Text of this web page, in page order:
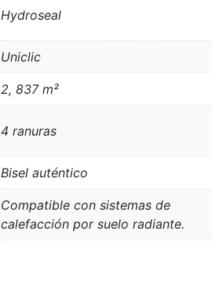
Hydroseal
Uniclic
2, 837 m²
4 ranuras
Bisel auténtico
Compatible con sistemas de
calefacción por suelo radiante.